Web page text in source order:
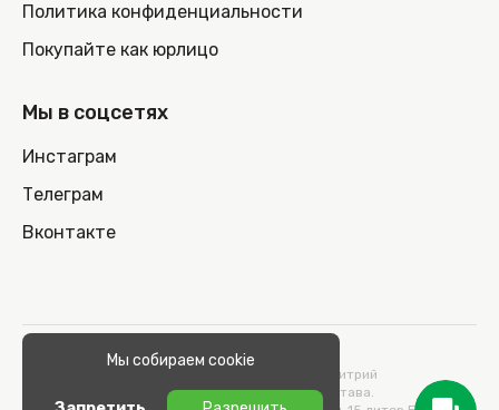
Политика конфиденциальности
Покупайте как юрлицо
Мы в соцсетях
Инстаграм
Телеграм
Вконтакте
© 2026 100nout.by,
ООО «СТОНОУТБУКОВ» Директор Метельский Дмитрий
Константинович, действующий на основании Устава.
Мы собираем cookie